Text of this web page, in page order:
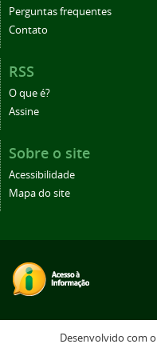
Perguntas frequentes
Contato
RSS
O que é?
Assine
Sobre o site
Acessibilidade
Mapa do site
Desenvolvido com